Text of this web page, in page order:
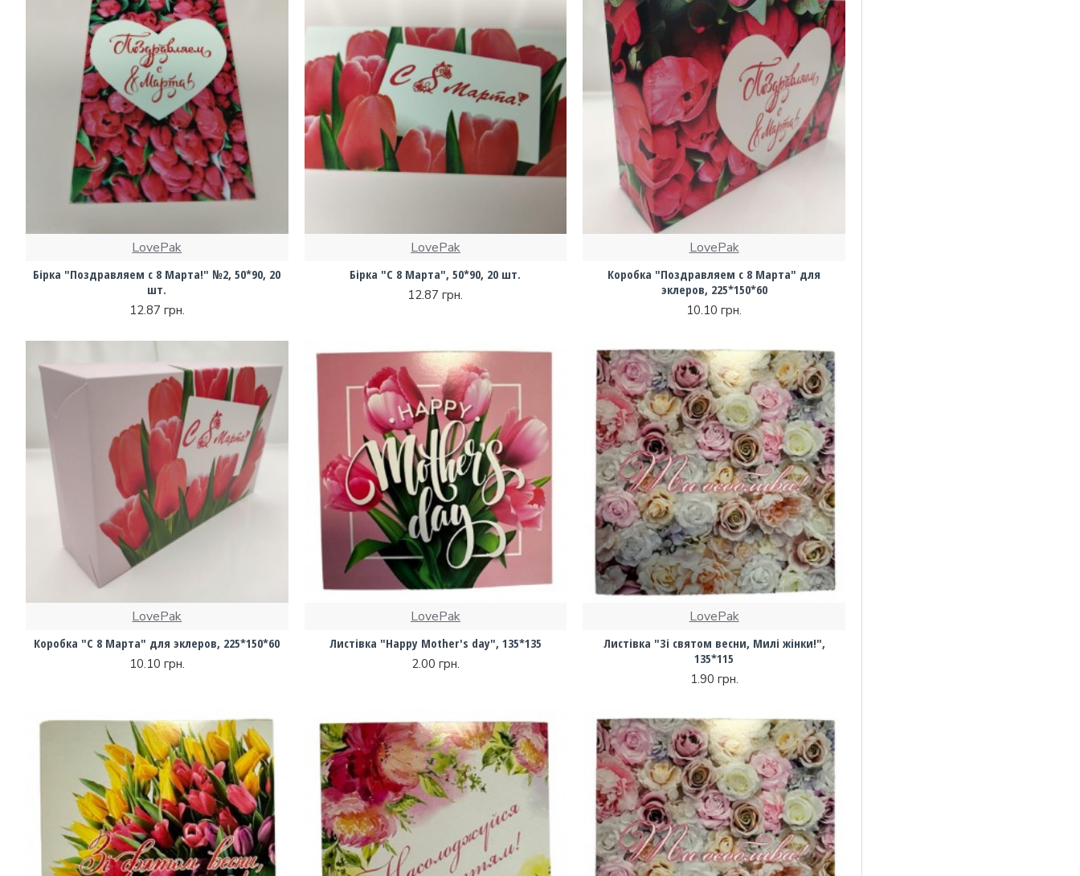
LovePak
Бірка "Поздравляем с 8 Марта!" №2, 50*90, 20
шт.
12.87 грн.
LovePak
Бірка "С 8 Марта", 50*90, 20 шт.
12.87 грн.
LovePak
Коробка "Поздравляем с 8 Марта" для
эклеров, 225*150*60
10.10 грн.
LovePak
Коробка "С 8 Марта" для эклеров, 225*150*60
10.10 грн.
LovePak
Листівка "Happy Mother's day", 135*135
2.00 грн.
LovePak
Листівка "Зі святом весни, Милі жінки!",
135*115
1.90 грн.